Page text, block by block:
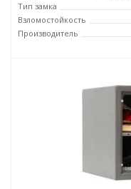
Тип замка
Взломостойкость
Производитель